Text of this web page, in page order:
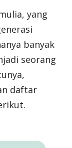
yang
banyak
seorang
daftar